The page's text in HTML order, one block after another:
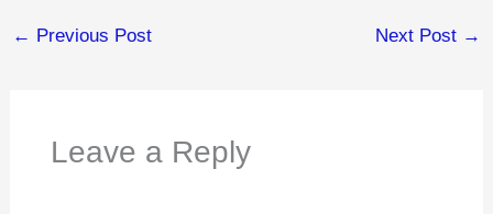
← Previous Post Next Post →
Leave a Reply